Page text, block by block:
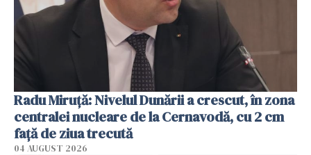
Radu Miruţă: Nivelul Dunării a crescut, în zona
centralei nucleare de la Cernavodă, cu 2 cm
faţă de ziua trecută
04 AUGUST 2026